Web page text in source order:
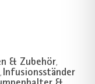
& Zubehör,
, Infusionsständer